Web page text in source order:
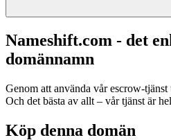
Nameshift.com - det
domännamn
Genom att använda vår escrow-
Och det bästa av allt – vår tjänst är
Köp denna domän